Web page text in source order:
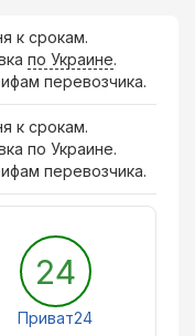
к срокам.
по Украине.
перевозчика.
к срокам.
по Украине.
перевозчика.
24
Приват24